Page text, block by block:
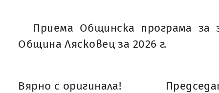
Приема Общинска програма за
Община Лясковец за 2026 г.
Вярно с оригинала!